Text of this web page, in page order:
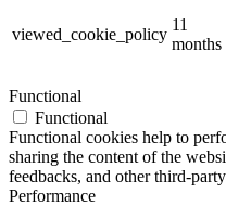
viewed_cookie_policy
11
months
Functional
Functional
Functional cookies help to
sharing the content of the
feedbacks, and other third-
Performance